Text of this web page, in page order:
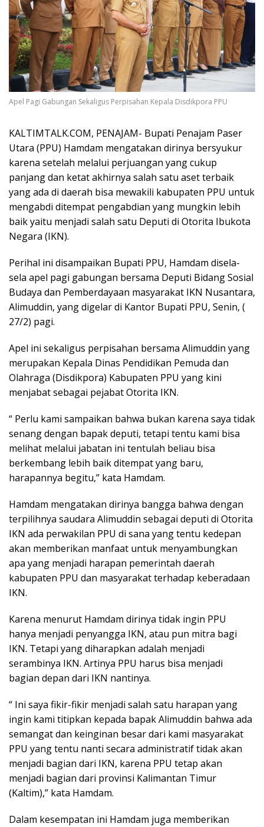
Apel Pagi Gabungan Sekaligus Perpisahan Kepala Disdikpora PPU
KALTIMTALK.COM, PENAJAM- Bupati Penajam Paser
Utara (PPU) Hamdam mengatakan dirinya bersyukur
karena setelah melalui perjuangan yang cukup
panjang dan ketat akhirnya salah satu aset terbaik
yang ada di daerah bisa mewakili kabupaten PPU untuk
mengabdi ditempat pengabdian yang mungkin lebih
baik yaitu menjadi salah satu Deputi di Otorita Ibukota
Negara (IKN).
Perihal ini disampaikan Bupati PPU, Hamdam disela-
sela apel pagi gabungan bersama Deputi Bidang Sosial
Budaya dan Pemberdayaan masyarakat IKN Nusantara,
Alimuddin, yang digelar di Kantor Bupati PPU, Senin, (
27/2) pagi.
Apel ini sekaligus perpisahan bersama Alimuddin yang
merupakan Kepala Dinas Pendidikan Pemuda dan
Olahraga (Disdikpora) Kabupaten PPU yang kini
menjabat sebagai pejabat Otorita IKN.
“ Perlu kami sampaikan bahwa bukan karena saya tidak
senang dengan bapak deputi, tetapi tentu kami bisa
melihat melalui jabatan ini tentulah beliau bisa
berkembang lebih baik ditempat yang baru,
harapannya begitu,” kata Hamdam.
Hamdam mengatakan dirinya bangga bahwa dengan
terpilihnya saudara Alimuddin sebagai deputi di Otorita
IKN ada perwakilan PPU di sana yang tentu kedepan
akan memberikan manfaat untuk menyambungkan
apa yang menjadi harapan pemerintah daerah
kabupaten PPU dan masyarakat terhadap keberadaan
IKN.
Karena menurut Hamdam dirinya tidak ingin PPU
hanya menjadi penyangga IKN, atau pun mitra bagi
IKN. Tetapi yang diharapkan adalah menjadi
serambinya IKN. Artinya PPU harus bisa menjadi
bagian depan dari IKN nantinya.
“ Ini saya fikir-fikir menjadi salah satu harapan yang
ingin kami titipkan kepada bapak Alimuddin bahwa ada
semangat dan keinginan besar dari kami masyarakat
PPU yang tentu nanti secara administratif tidak akan
menjadi bagian dari IKN, karena PPU tetap akan
menjadi bagian dari provinsi Kalimantan Timur
(Kaltim),” kata Hamdam.
Dalam kesempatan ini Hamdam juga memberikan